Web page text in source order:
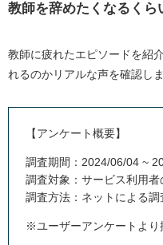
教師を辞めたくなるく
教師に疲れたエピソードを紹
れるのかリアルな声を確認しま
【アンケート概要】
調査期間：2024/06/04 ~
調査対象：サービス利用者
調査方法：ネットによる調
※ユーザーアンケートより